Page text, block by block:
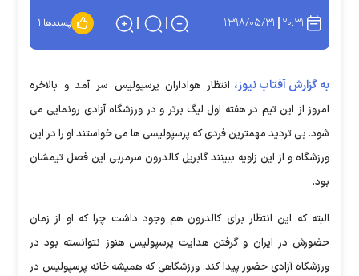
۲۰:۳۱ ۱۳۹۸/۰۵/۳۱ پسندها:۱
به گزارش آفتاب نیوز، انتظار هواداران پرسپولیس سر آمد و بالاخره
امروز از این تیم در هفته اول لیگ برتر و در ورزشگاه آزادی رونمایی می
شود. بی تردید مهمترین فردی که پرسپولیسی ها می خواستند او را در این
ورزشگاه و از این زاویه ببینند گابریل کالدرون سرمربی این فصل تیمشان
بود.
البته که این انتظار برای کالدرون هم وجود داشت چرا که او از زمان
حضورش در ایران و گرفتن هدایت پرسپولیس هنوز نتوانسته بود در
ورزشگاه آزادی حضور پیدا کند. ورزشگاهی که همیشه خانه پرسپولیس در